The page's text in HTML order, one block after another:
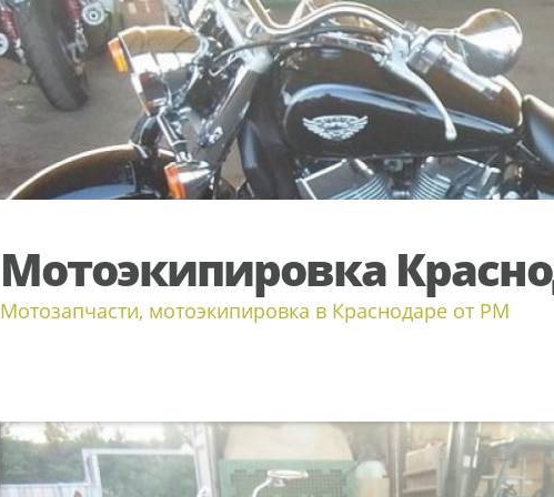
Мотоэкипировка
Мотозапчасти, мотоэкипировка в Краснодаре от PM